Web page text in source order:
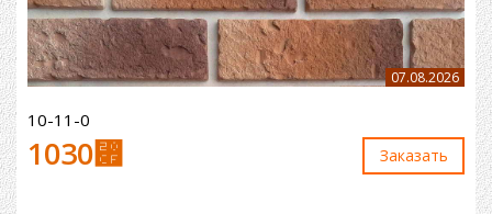
07.08.2026
10-11-0
1030⃏ Заказaть